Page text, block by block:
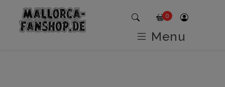
0
Menu